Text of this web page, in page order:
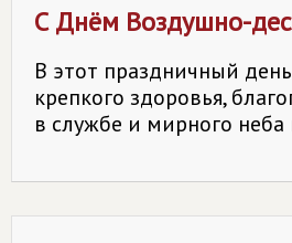
С Днём Воздушно-
В этот праздничный
крепкого здоровья,
в службе и мирного неба